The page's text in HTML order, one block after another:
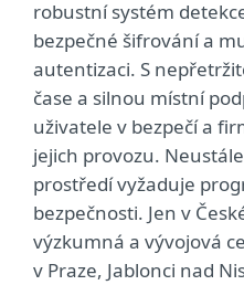
robustní systém
bezpečné šifrování a
autentizaci. S
čase a silnou místní
uživatele v bezpečí a
jejich provozu.
prostředí vyžaduje
bezpečnosti. Jen v
výzkumná a vývojová
v Praze, Jablonci nad